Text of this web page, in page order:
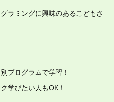
ラミングに興味のあるこどもさ
プログラムで学習！
学びたい人もOK！